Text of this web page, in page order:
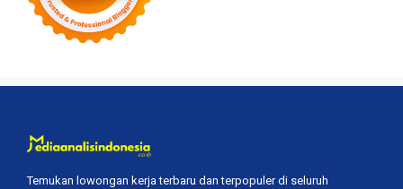
Temukan lowongan kerja terbaru dan terpopuler di seluruh